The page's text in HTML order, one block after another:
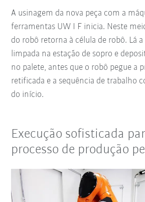
A usinagem da nova peça com a
ferramentas UW I F inicia. Neste
do robô retorna à célula de robô. Lá a
limpada na estação de sopro e
no palete, antes que o robô pegue a
retificada e a sequência de trabalho
do início.
Execução sofisticada
processo de produção